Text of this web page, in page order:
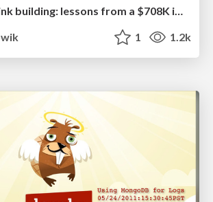
Data-driven link building: lessons from a $708K investment (BrightonSEO talk)
1 1.2k